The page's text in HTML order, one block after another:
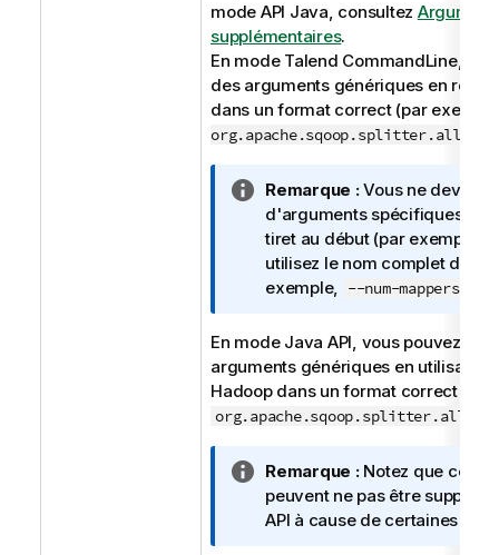
mode API Java, consultez
supplémentaires.
En mode Talend CommandLine,
des arguments génériques en
dans un format correct (par
N
o
t
e
I
f
o
r
m
i
o
n
Remarque :Vous ne devez
d'arguments spécifiques
tiret au début (par exemple,
utilisez le nom complet de
exemple, --num-mappers
En mode Java API, vous pouvez
arguments génériques en utilisant
Hadoop dans un format correct (par
N
o
t
Remarque :Notez que
peuvent ne pas être
API à cause de certaines